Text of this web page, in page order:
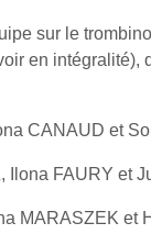
sur le
en intégralité),
CANAUD et
Ilona FAURY et
MARASZEK et